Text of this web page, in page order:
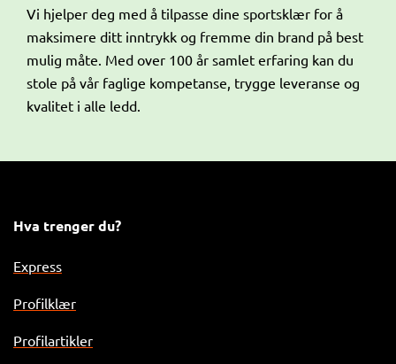
Vi hjelper deg med å tilpasse dine sportsklær for å
maksimere ditt inntrykk og fremme din brand på best
mulig måte. Med over 100 år samlet erfaring kan du
stole på vår faglige kompetanse, trygge leveranse og
kvalitet i alle ledd.
Hva trenger du?
Express
Profilklær
Profilartikler